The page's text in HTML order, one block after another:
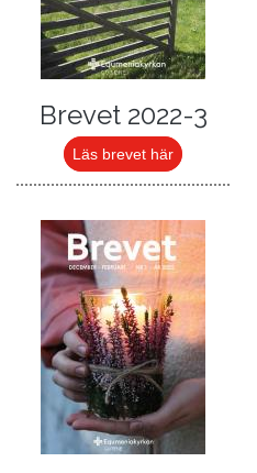
Brevet 2022-3
Läs brevet här